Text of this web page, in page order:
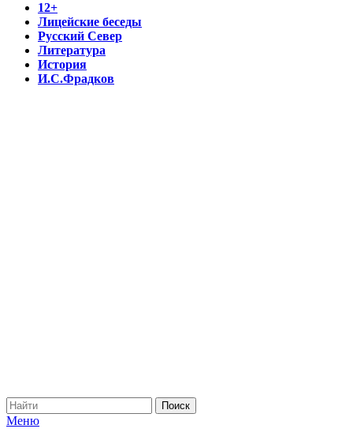
12+
Лицейские беседы
Русский Север
Литература
История
И.С.Фрадков
Меню